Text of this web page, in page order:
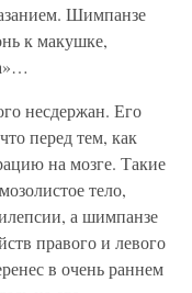
Шимпанзе
к макушке,
несдержан. Его
перед тем, как
на мозге. Такие
тело,
а шимпанзе
правого и левого
в очень раннем